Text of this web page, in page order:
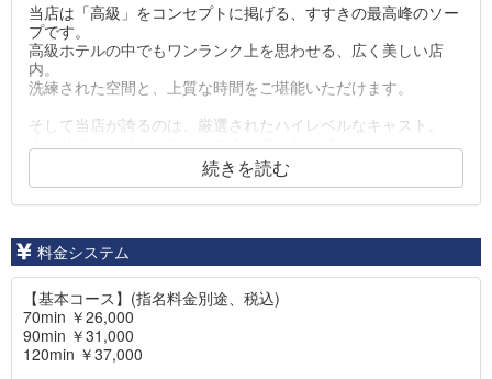
当店は「高級」をコンセプトに掲げる、すすきの最高峰のソー
プです。
高級ホテルの中でもワンランク上を思わせる、広く美しい店
内。
洗練された空間と、上質な時間をご堪能いただけます。
そして当店が誇るのは、厳選されたハイレベルなキャスト。
クオリティ、サービス、そのすべてにおいて――
すすきの最高峰にふさわしい満足をご提供いたします。
すべてのお客様に「また利用したい」と感じていただけるよう
至福のひとときをお届けいたします。
続きを読む
料金システム
【基本コース】(指名料金別途、税込)
70min ￥26,000
90min ￥31,000
120min ￥37,000